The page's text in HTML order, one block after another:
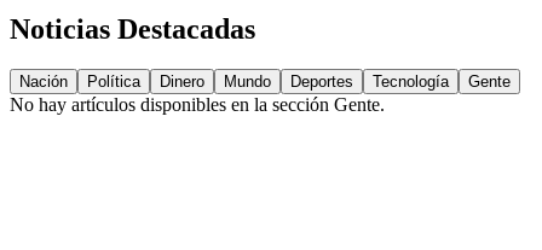
Noticias Destacadas
Nación Política Dinero Mundo Deportes Tecnología Gente
No hay artículos disponibles en la sección Gente.